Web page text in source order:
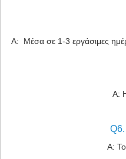
Α: Μέσα σε 1-3 εργάσιμες
Α:
Q6.
Α: